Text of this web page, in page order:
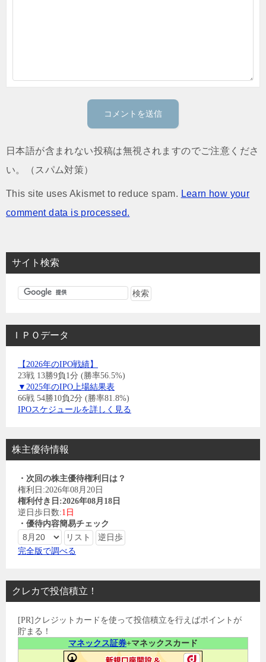
日本語が含まれない投稿は無視されますのでご注意くださ
い。（スパム対策）
This site uses Akismet to reduce spam. Learn how your
comment data is processed.
サイト検索
ＩＰＯデータ
【2026年のIPO戦績】
23戦 13勝9負1分 (勝率56.5%)
▼2025年のIPO上場結果表
66戦 54勝10負2分 (勝率81.8%)
IPOスケジュールを詳しく見る
株主優待情報
・次回の株主優待権利日は？
権利日:2026年08月20日
権利付き日:2026年08月18日
逆日歩日数:1日
・優待内容簡易チェック
完全版で調べる
クレカで投信積立！
[PR]クレジットカードを使って投信積立を行えばポイントが
貯まる！
マネックス証券+マネックスカード